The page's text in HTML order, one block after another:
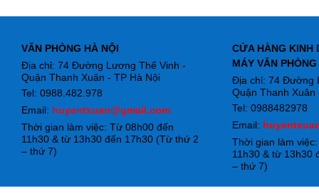
VĂN PHÒNG HÀ NỘI
Địa chỉ: 74 Đường Lương Thế Vinh -
Quận Thanh Xuân - TP Hà Nội
Tel: 0988.482.978
Email: huyentxuan@gmail.com
Thời gian làm việc: Từ 08h00 đến
11h30 & từ 13h30 đến 17h30 (Từ thứ 2
– thứ 7)
CỬA HÀNG KINH
MÁY VĂN PHÒNG
Địa chỉ: 74 Đường
Quận Thanh Xuân
Tel: 0988482978
Email:
Thời gian làm
11h30 & từ 13h30
– thứ 7)